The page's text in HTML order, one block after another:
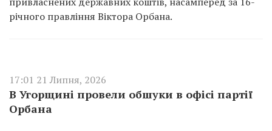
річного правління Віктора Орбана.
17:01 21 Липня, 2026
В Угорщині провели обшуки в офісі партії
Орбана